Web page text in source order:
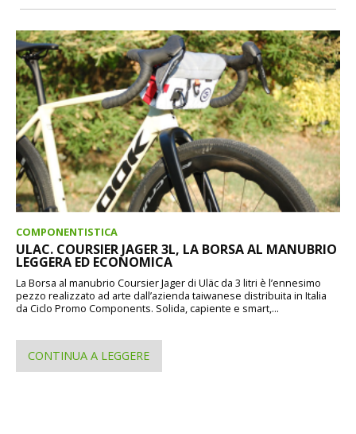
COMPONENTISTICA
ULAC. COURSIER JAGER 3L, LA BORSA AL MANUBRIO
LEGGERA ED ECONOMICA
La Borsa al manubrio Coursier Jager di Uläc da 3 litri è l’ennesimo
pezzo realizzato ad arte dall’azienda taiwanese distribuita in Italia
da Ciclo Promo Components. Solida, capiente e smart,...
CONTINUA A LEGGERE